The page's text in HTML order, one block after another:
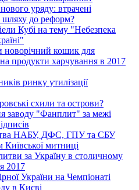
уряду: втрачені
шляху до реформ?
Кубі на тему "Небезпека
новорічний кошик для
продукти харчування в 2017
ринку утилізації
схили та острови?
заводу "Фанплит" за межі
НАБУ, ДФС, ГПУ та СБУ
митниці
за Україну в столичному
2017
України на Чемпіонаті
в Києві